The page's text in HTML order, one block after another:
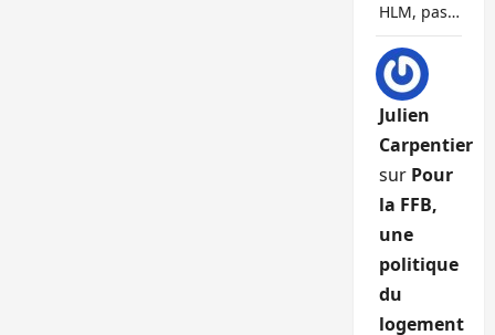
HLM, pas…
Julien
Carpentier
sur Pour
la FFB,
une
politique
du
logement